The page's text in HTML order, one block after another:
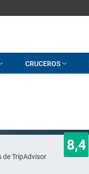
CRUCEROS
8,4